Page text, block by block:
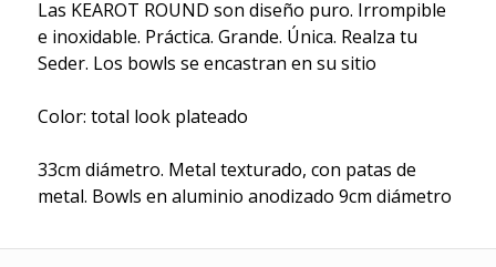
Las KEAROT ROUND son diseño puro. Irrompible
e inoxidable. Práctica. Grande. Única. Realza tu
Seder. Los bowls se encastran en su sitio
Color: total look plateado
33cm diámetro. Metal texturado, con patas de
metal. Bowls en aluminio anodizado 9cm diámetro